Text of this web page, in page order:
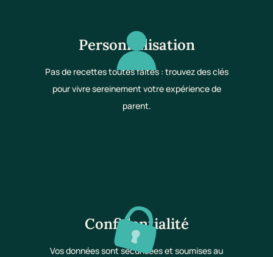
Personnalisation
Pas de recettes toutes faites : trouvez des clés
pour vivre sereinement votre expérience de
parent.
Confidentialité
Vos données sont sécurisées et soumises au